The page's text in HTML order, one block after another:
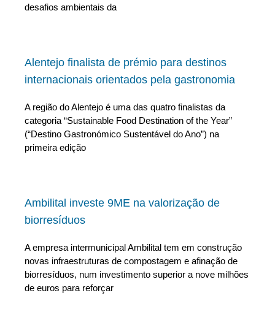
desafios ambientais da
Alentejo finalista de prémio para destinos
internacionais orientados pela gastronomia
A região do Alentejo é uma das quatro finalistas da
categoria “Sustainable Food Destination of the Year”
(“Destino Gastronómico Sustentável do Ano”) na
primeira edição
Ambilital investe 9ME na valorização de
biorresíduos
A empresa intermunicipal Ambilital tem em construção
novas infraestruturas de compostagem e afinação de
biorresíduos, num investimento superior a nove milhões
de euros para reforçar